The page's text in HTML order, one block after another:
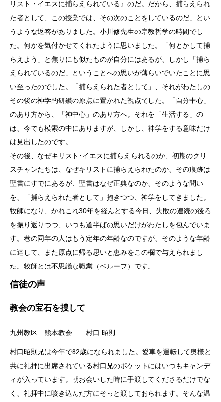
リスト・イエスに捕らえられている』のだ。だから、捕らえられ
た者として、この授業では、その次のことをしているのだ」とい
うような返答がありました。小川修先生の宗教哲学の時間でし
た。何かを気付かせてくれたように思いました。「何とかして捕
らえよう」と焦りにも似たものが自分にはあるが、しかし「捕ら
えられているのだ」ということへの思いが薄らいでいたことに思
い至ったのでした。「捕らえられた者として」、それがわたしの
その後の神学的研鑽の原点に置かれた視点でした。「自分中心」
のあり方から、「神中心」のあり方へ。それを「生活する」の
は、今でも模索の中にありますが、しかし、神学をする意味だけ
は見出したのです。
その後、なぜキリスト･イエスに捕らえられるのか、初期のクリ
スチャンたちは、なぜキリストに捕らえられたのか、その痕跡は
聖書にすでにあるが、聖書はなぜ正典なのか、そのような問い
を、「捕らえられた者として」抱きつつ、神学をしてきました。
牧師になり、かれこれ30年を経んとする今日、失敗の連続の後ろ
を振り返りつつ、いつも道半ばの思いだけがわたしを包んでいま
す。巷の同年の人はもう定年の年齢なのですが、そのような年齢
に達して、また原点に帰る思いと恵みをこの欄で与えられまし
た。牧師とは不思議な職業（ベルーフ）です。
信徒の声
教会の宝石を捜して
九州教区 熊本教会 村口 昭則
村口昭則兄は今年で82歳になられました。愛車を運転して奥様と
共に礼拝に出席されている村口兄のポケットにはいつもキャンデ
ィが入っています。朝お会いした時に手渡してくださるだけでな
く、礼拝中に咳き込んだ方にそっと渡しておられます。そんな温